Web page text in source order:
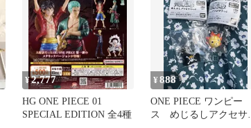
¥2,777
HG ONE PIECE 01
SPECIAL EDITION 全4種
¥888
ONE PIECE ワンピー
ス めじるしアクセサ